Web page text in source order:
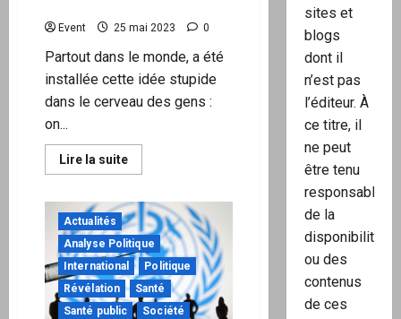
Event 25 mai 2023 0
Partout dans le monde, a été
installée cette idée stupide
dans le cerveau des gens :
on...
Lire la suiteEn
savoir
Tuer
le
rêve
américain
Actualités
Analyse Politique
International
Politique
Révélation
Santé
Santé public
Société
sites et
blogs
dont il
n’est pas
l’éditeur. À
ce titre, il
ne peut
être tenu
responsable
de la
disponibilité
ou des
contenus
de ces